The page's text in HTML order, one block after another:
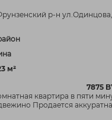
р-н
м²
7875
квартира в пяти
Продается